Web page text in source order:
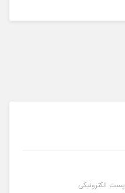
پست الکترونیکی